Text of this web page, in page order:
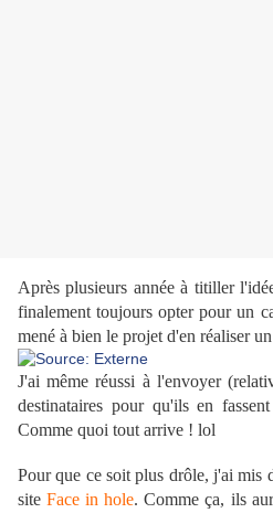
Après plusieurs année à titiller
finalement toujours opter pour un
mené à bien le projet d'en réaliser
J'ai même réussi à l'envoyer
destinataires pour qu'ils en
Comme quoi tout arrive ! lol
Pour que ce soit plus drôle, j'ai mis
siteFace in hole. Comme ça, ils